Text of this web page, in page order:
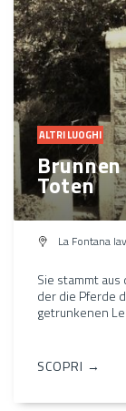
ALTRI LUOGHI
Toten
La Fontana
Sie stammt
der die Pferde
getrunkenen
SCOPRI →